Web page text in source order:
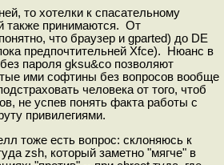
то хотелки к спасательному
также принимаются. От
что браузер и gparted) до DE
предпочтительней Xfce). Нюанс в
пароля gksu&co позволяют
ими софтины без вопросов вообще
человека от того, чтоб
не успев понять факта работы с
привилегиями.
тоже есть вопрос: склоняюсь к
zsh, который заметно "мягче" в